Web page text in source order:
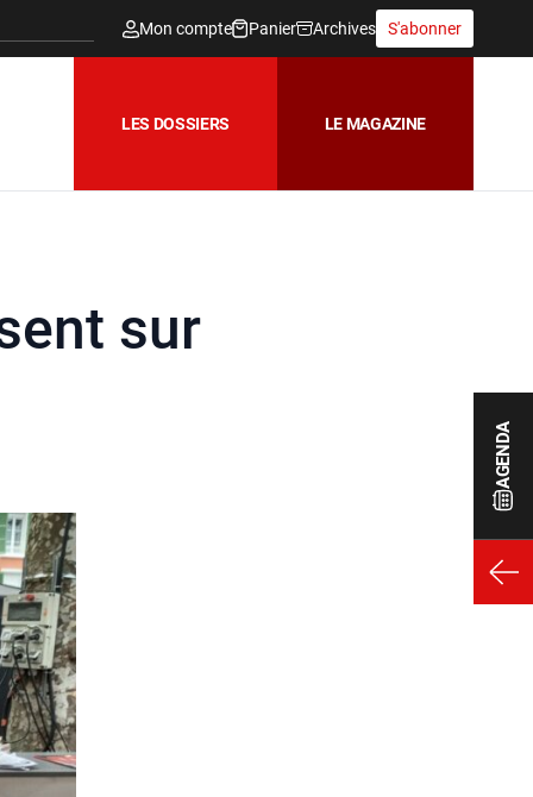
AGENDA
Mon compte Panier Archives S'abonner
LES DOSSIERS LE MAGAZINE
sur